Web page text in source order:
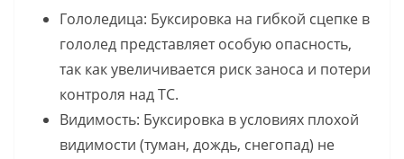
Гололедица: Буксировка на гибкой сцепке в
гололед представляет особую опасность,
так как увеличивается риск заноса и потери
контроля над ТС.
Видимость: Буксировка в условиях плохой
видимости (туман, дождь, снегопад) не